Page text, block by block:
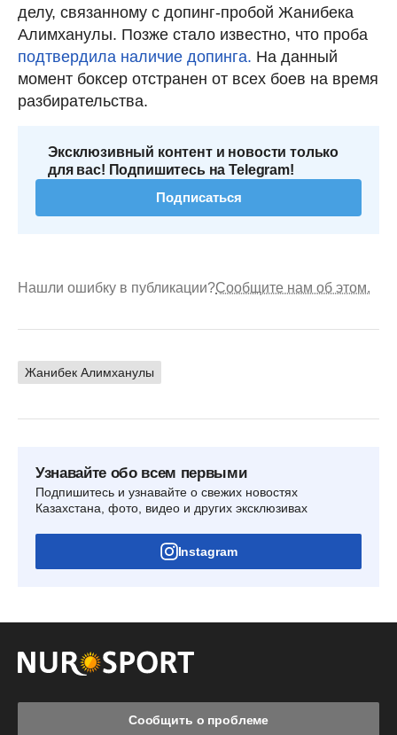
делу, связанному с допинг-пробой Жанибека
Алимханулы. Позже стало известно, что проба
подтвердила наличие допинга. На данный
момент боксер отстранен от всех боев на время
разбирательства.
Эксклюзивный контент и новости только
для вас! Подпишитесь на Telegram!
Подписаться
Нашли ошибку в публикации?Сообщите нам об этом.
Жанибек Алимханулы
Узнавайте обо всем первыми
Подпишитесь и узнавайте о свежих новостях
Казахстана, фото, видео и других эксклюзивах
Instagram
Сообщить о проблеме